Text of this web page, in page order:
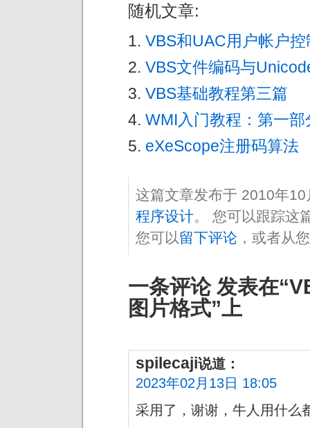
随机文章:
VBS和UAC用户帐户控
VBS文件编码与
VBS基础教程第三篇
WMI入门教程：第一部
eXeScope注册码算法
这篇文章发布于 2010年
程序设计。 您可以跟踪这
您可以留下评论 ，或者从
一条评论 发表在
图片格式”上
spilecaji说道：
2023年02月13日 18:05
采用了，谢谢，牛人用什么